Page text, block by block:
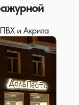
ПВХ и Акрила